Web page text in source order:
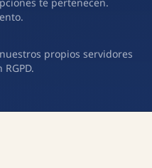
te pertenecen.